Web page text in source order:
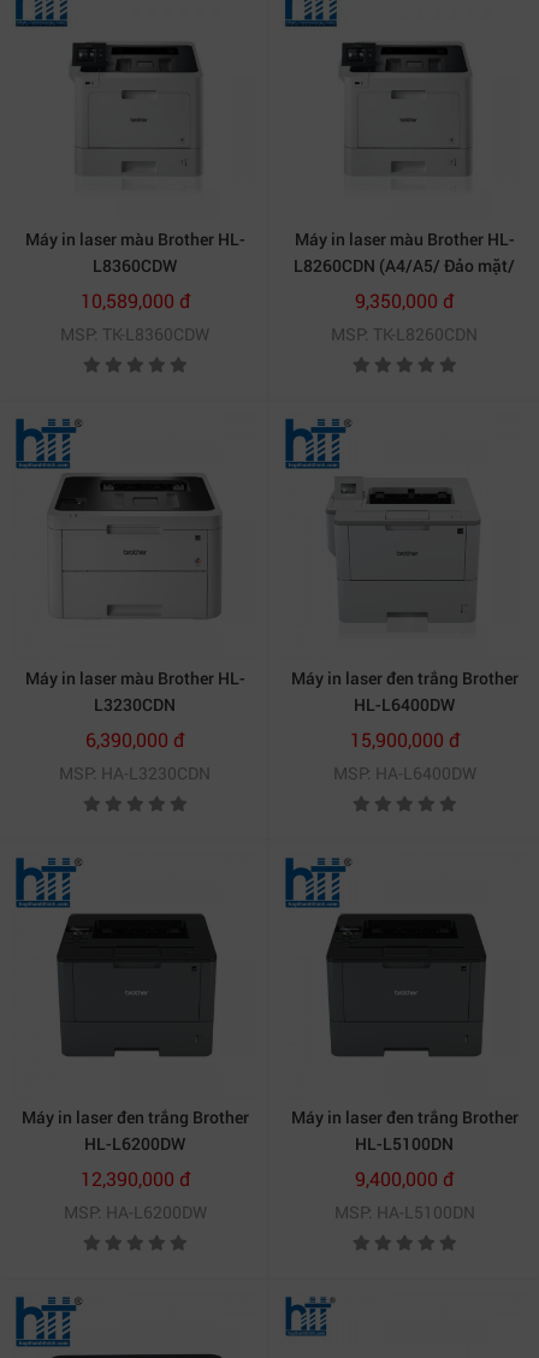
Máy in laser màu Brother HL-
L8360CDW
10,589,000 đ
MSP: TK-L8360CDW
Máy in laser màu Brother HL-
L8260CDN (A4/A5/ Đảo mặt/
USB/ LAN)
9,350,000 đ
MSP: TK-L8260CDN
Máy in laser màu Brother HL-
L3230CDN
6,390,000 đ
MSP: HA-L3230CDN
Máy in laser đen trắng Brother
HL-L6400DW
15,900,000 đ
MSP: HA-L6400DW
Máy in laser đen trắng Brother
HL-L6200DW
12,390,000 đ
MSP: HA-L6200DW
Máy in laser đen trắng Brother
HL-L5100DN
9,400,000 đ
MSP: HA-L5100DN